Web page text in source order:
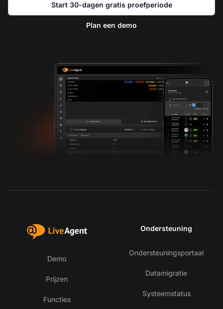
Start 30-dagen gratis proefperiode
Plan een demo
Demo
Prijzen
Functies
Ondersteuning
Ondersteuningsportaal
Datamigratie
Systeemstatus